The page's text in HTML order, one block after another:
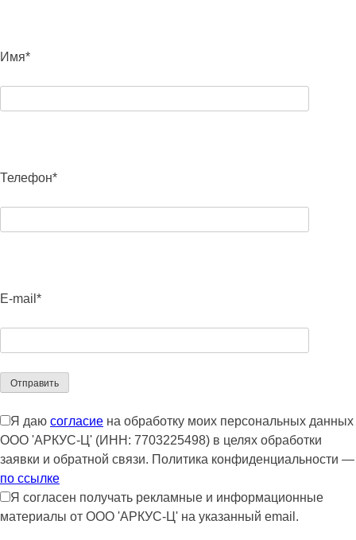
Имя*
Телефон*
E-mail*
Я даю согласие на обработку моих персональных данных
ООО 'АРКУС-Ц' (ИНН: 7703225498) в целях обработки
заявки и обратной связи. Политика конфиденциальности —
по ссылке
Я согласен получать рекламные и информационные
материалы от ООО 'АРКУС-Ц' на указанный email.